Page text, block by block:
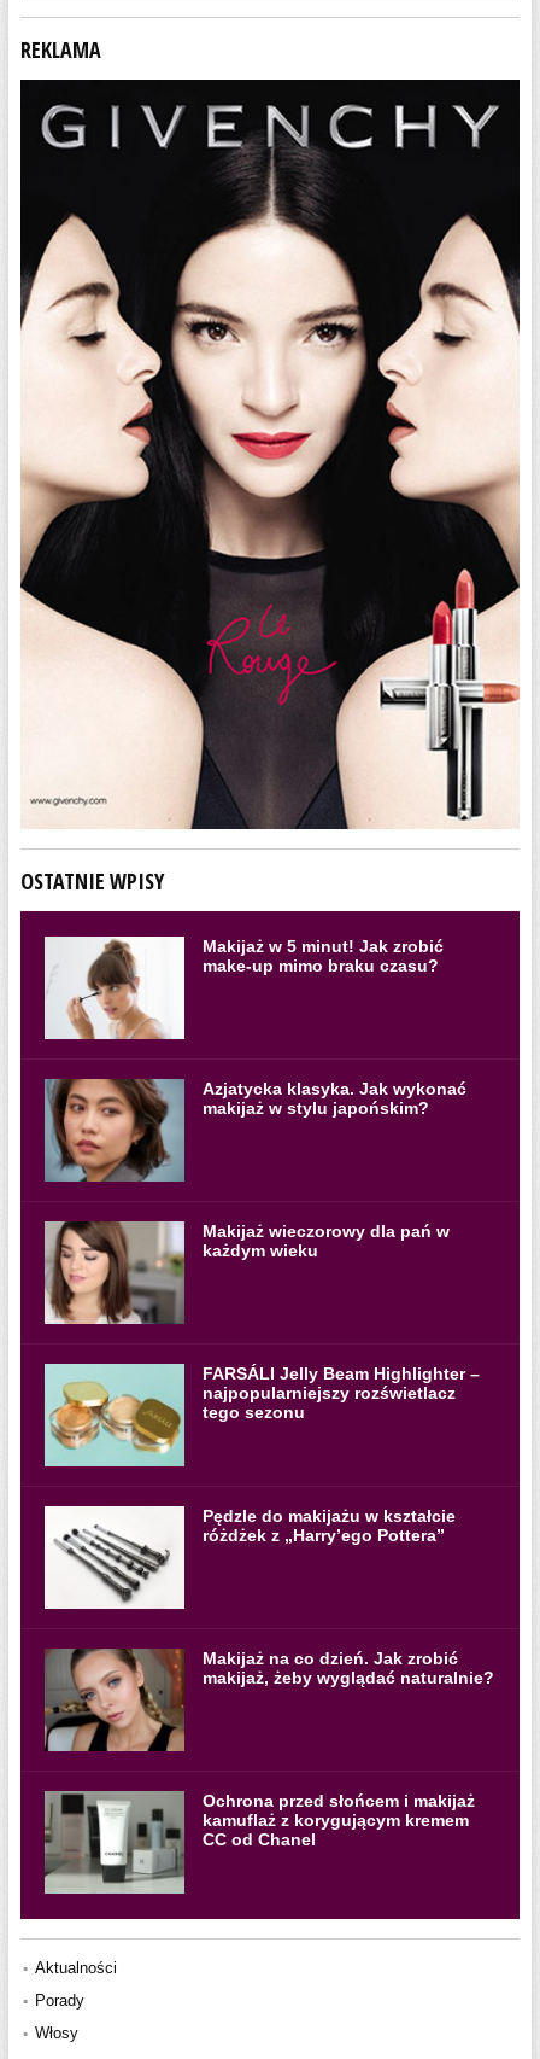
REKLAMA
OSTATNIE WPISY
Makijaż w 5 minut! Jak zrobić
make-up mimo braku czasu?
Azjatycka klasyka. Jak wykonać
makijaż w stylu japońskim?
Makijaż wieczorowy dla pań w
każdym wieku
FARSÁLI Jelly Beam Highlighter –
najpopularniejszy rozświetlacz
tego sezonu
Pędzle do makijażu w kształcie
różdżek z „Harry’ego Pottera”
Makijaż na co dzień. Jak zrobić
makijaż, żeby wyglądać naturalnie?
Ochrona przed słońcem i makijaż
kamuflaż z korygującym kremem
CC od Chanel
Aktualności
Porady
Włosy